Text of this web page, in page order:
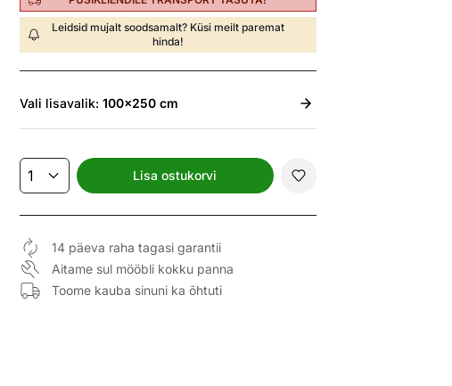
Leidsid mujalt soodsamalt? Küsi meilt paremat
hinda!
Vali lisavalik: 100x250 cm
Lisa ostukorvi
14 päeva raha tagasi garantii
Aitame sul mööbli kokku panna
Toome kauba sinuni ka õhtuti